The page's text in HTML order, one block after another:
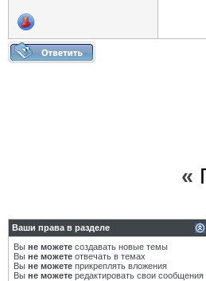
«
Ваши права в разделе
Вы не можете создавать новые темы
Вы не можете отвечать в темах
Вы не можете прикреплять вложения
Вы не можете редактировать свои сообщения